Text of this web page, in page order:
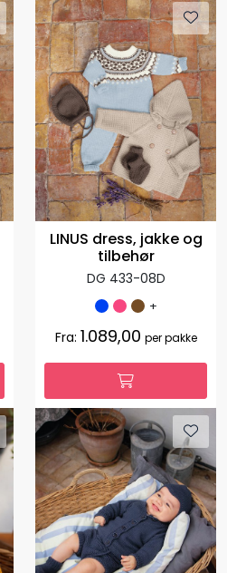
LINUS dress, jakke og
tilbehør
DG 433-08D
+
Fra: 1.089,00 per pakke